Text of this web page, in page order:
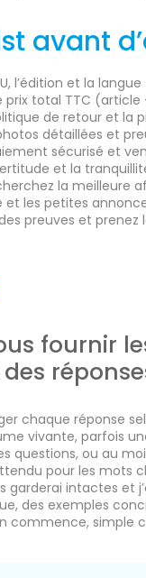
avant
l’édition et la langue
prix total TTC (article
de retour et la
détaillées et
sécurisé et
et la
la meilleure
les petites
preuves et
fournir
chaque réponse
vivante, parfois
questions, ou au
pour les mots
garderai intactes et
des exemples
commence, simple